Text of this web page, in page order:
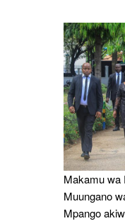
Makamu wa
Muungano
Mpango